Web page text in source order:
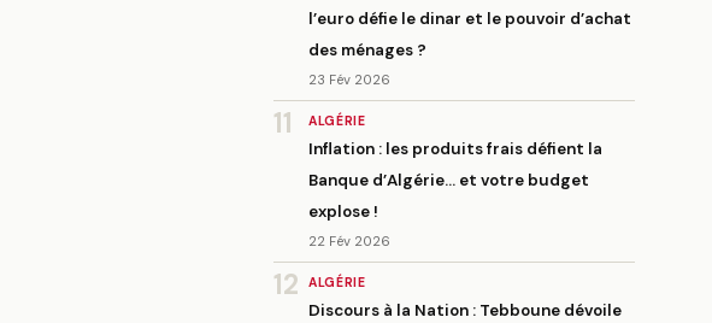
l’euro défie le dinar et le pouvoir d’achat
des ménages ?
23 Fév 2026
11 ALGÉRIE
Inflation : les produits frais défient la
Banque d’Algérie… et votre budget
explose !
22 Fév 2026
12 ALGÉRIE
Discours à la Nation : Tebboune dévoile